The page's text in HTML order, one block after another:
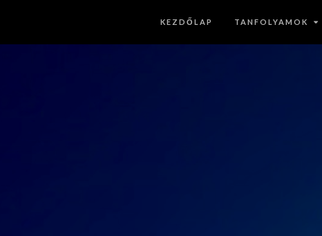
KEZDŐLAP TANFOLYAMOK